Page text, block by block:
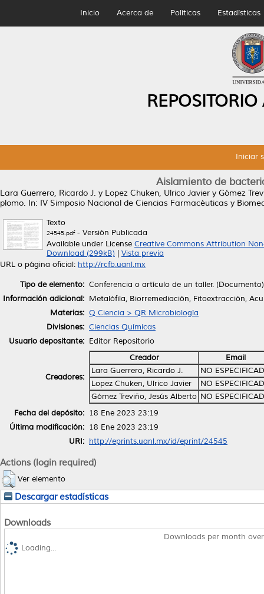
Inicio Acerca de Políticas Estadísticas
Iniciar
Aislamiento de
Lara Guerrero, Ricardo J. y Lopez Chuken, Ulrico Javier y Gómez
plomo. In: IV Simposio Nacional de Ciencias Farmacéuticas y
Texto
24545.pdf- Versión Publicada
Available under License Creative Commons Attribution
Download (299kB)
Vista previa
URL o página oficial: http://rcfb.uanl.mx
Tipo de elemento: Conferencia o artículo de un taller. (Documento)
Información adicional: Metalófila, Biorremediación, Fitoextracción,
Materias: Q Ciencia > QR Microbiología
Divisiones: Ciencias Químicas
Usuario depositante: Editor Repositorio
Creadores:
Creador
Email
Lara Guerrero, Ricardo J.
NO
Lopez Chuken, Ulrico Javier
NO
Gómez Treviño, Jesús Alberto NO
Fecha del depósito: 18 Ene 2023 23:19
Última modificación: 18 Ene 2023 23:19
URI: http://eprints.uanl.mx/id/eprint/24545
Actions (login required)
Ver elemento
Descargar estadísticas
Downloads
Downloads per month
Loading...